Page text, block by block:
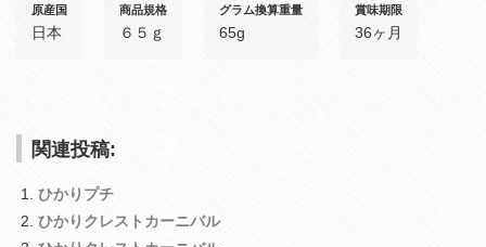
原産国
日本
商品規格
６５ｇ
グラム換算重量
65g
賞味期限
36ヶ月
関連投稿:
ひかりプチ
ひかりクレストカーニバル